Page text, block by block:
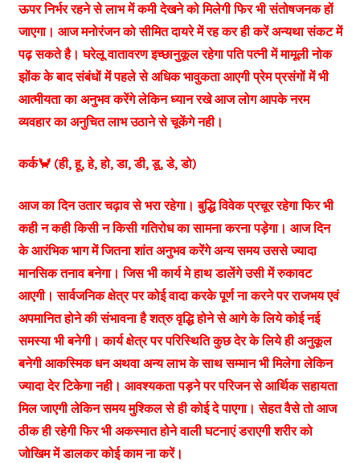
ऊपर निर्भर रहने से लाभ में कमी देखने को मिलेगी फिर भी संतोषजनक हों
जाएगा। आज मनोरंजन को सीमित दायरे में रह कर ही करें अन्यथा संकट में
पढ़ सकते है। घरेलू वातावरण इच्छानुकूल रहेगा पति पत्नी में मामूली नोक
झोंक के बाद संबंधों में पहले से अधिक भावुकता आएगी प्रेम प्रसंगों में भी
आत्मीयता का अनुभव करेंगे लेकिन ध्यान रखे आज लोग आपके नरम
व्यवहार का अनुचित लाभ उठाने से चूकेंगे नही।
कर्क🦀 (ही, हू, हे, हो, डा, डी, डू, डे, डो)
आज का दिन उतार चढ़ाव से भरा रहेगा। बुद्धि विवेक प्रचूर रहेगा फिर भी
कही न कही किसी न किसी गतिरोध का सामना करना पड़ेगा। आज दिन
के आरंभिक भाग में जितना शांत अनुभव करेंगे अन्य समय उससे ज्यादा
मानसिक तनाव बनेगा। जिस भी कार्य मे हाथ डालेंगे उसी में रुकावट
आएगी। सार्वजनिक क्षेत्र पर कोई वादा करके पूर्ण ना करने पर राजभय एवं
अपमानित होने की संभावना है शत्रु वृद्धि होने से आगे के लिये कोई नई
समस्या भी बनेगी। कार्य क्षेत्र पर परिस्थिति कुछ देर के लिये ही अनुकूल
बनेगी आकस्मिक धन अथवा अन्य लाभ के साथ सम्मान भी मिलेगा लेकिन
ज्यादा देर टिकेगा नही। आवश्यकता पड़ने पर परिजन से आर्थिक सहायता
मिल जाएगी लेकिन समय मुश्किल से ही कोई दे पाएगा। सेहत वैसे तो आज
ठीक ही रहेगी फिर भी अकस्मात होने वाली घटनाएं डराएगी शरीर को
जोखिम में डालकर कोई काम ना करें।